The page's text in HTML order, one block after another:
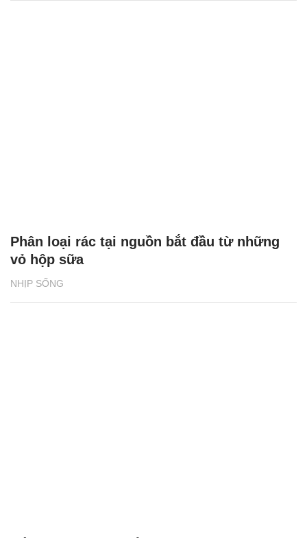
NHỊP SỐNG
Phân loại rác tại nguồn bắt đầu từ những
vỏ hộp sữa